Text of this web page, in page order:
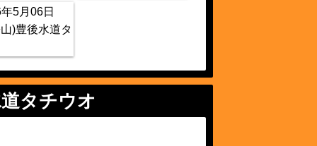
タチウオ